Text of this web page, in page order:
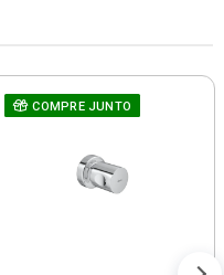
COMPRE JUNTO